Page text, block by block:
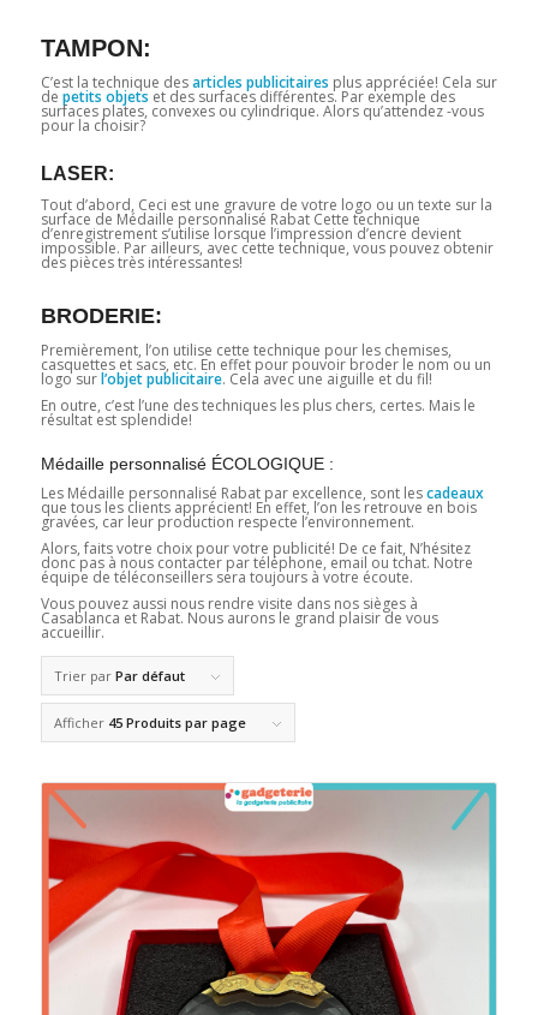
TAMPON:
C’est la technique desarticles publicitaires plus appréciée! Cela sur
de petits objets et des surfaces différentes. Par exemple des
surfaces plates, convexes ou cylindrique. Alors qu’attendez -vous
pour la choisir?
LASER:
Tout d’abord, Ceci est une gravure de votre logo ou un texte sur la
surface de Médaille personnalisé Rabat Cette technique
d’enregistrement s’utilise lorsque l’impression d’encre devient
impossible. Par ailleurs, avec cette technique, vous pouvez obtenir
des pièces très intéressantes!
BRODERIE:
Premièrement, l’on utilise cette technique pour les chemises,
casquettes et sacs, etc. En effet pour pouvoir broder le nom ou un
logo surl’objet publicitaire. Cela avec une aiguille et du fil!
En outre, c’est l’une des techniques les plus chers, certes. Mais le
résultat est splendide!
Médaille personnalisé ÉCOLOGIQUE :
Les Médaille personnalisé Rabat par excellence, sont lescadeaux
que tous les clients apprécient! En effet, l’on les retrouve en bois
gravées, car leur production respecte l’environnement.
Alors, faits votre choix pour votre publicité! De ce fait, N’hésitez
donc pas à nous contacter par téléphone, email ou tchat. Notre
équipe de téléconseillers sera toujours à votre écoute.
Vous pouvez aussi nous rendre visite dans nos sièges à
Casablanca et Rabat. Nous aurons le grand plaisir de vous
accueillir.
Trier par Par défaut
Afficher 45 Produits par page